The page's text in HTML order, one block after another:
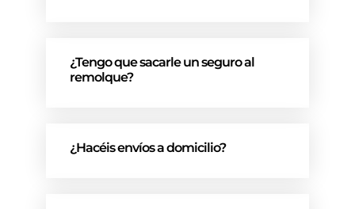
¿Tengo que sacarle un seguro al
remolque?
¿Hacéis envíos a domicilio?